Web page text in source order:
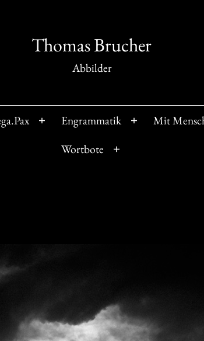
Thomas Brucher
Abbilder
Menü
öffnen
Engrammatik
Menü
Mit
Wortbote
Menü